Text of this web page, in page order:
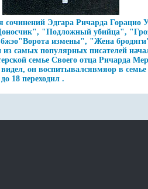
Эдгара Ричарда Горацио
"Подложный убийца",
измены", "Жена
самых популярных писателей
семье Своего отца Ричарда
видел, он воспитывалсявмяор в
18 переходил .